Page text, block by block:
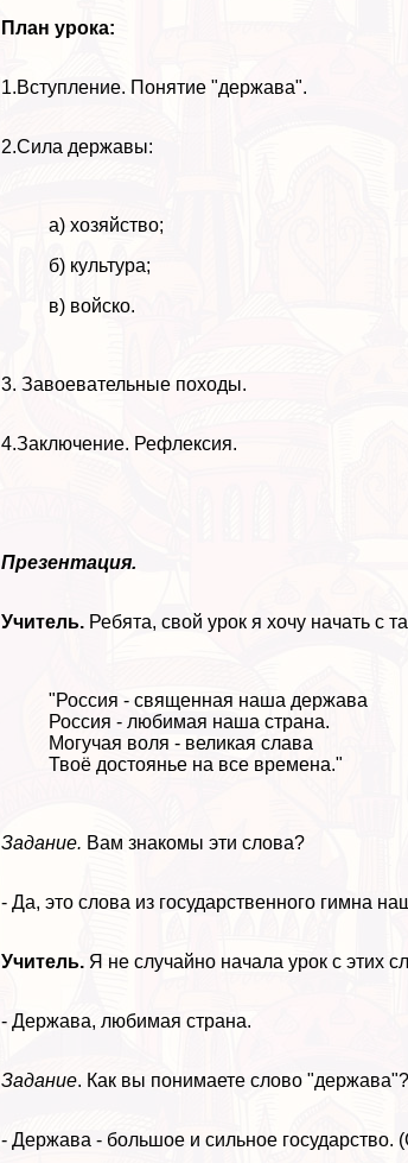
План урока:
1.Вступление. Понятие "держава".
2.Сила державы:
а) хозяйство;
б) культура;
в) войско.
3. Завоевательные походы.
4.Заключение. Рефлексия.
Презентация.
Учитель. Ребята, свой урок я хочу начать с
"Россия - священная наша держава
Россия - любимая наша страна.
Могучая воля - великая слава
Твоё достоянье на все времена."
Задание. Вам знакомы эти слова?
- Да, это слова из государственного гимна
Учитель. Я не случайно начала урок с этих
- Держава, любимая страна.
Задание. Как вы понимаете слово "держава"?
- Держава - большое и сильное государство.